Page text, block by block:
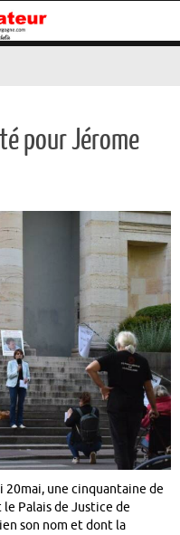
pour Jérome
20mai, une cinquantaine de
Palais de Justice de
son nom et dont la